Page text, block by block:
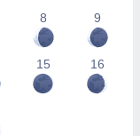
8
9
15 16